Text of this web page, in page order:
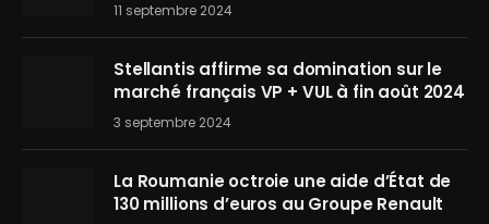
11 septembre 2024
Stellantis affirme sa domination sur le
marché français VP + VUL à fin août 2024
3 septembre 2024
La Roumanie octroie une aide d’État de
130 millions d’euros au Groupe Renault